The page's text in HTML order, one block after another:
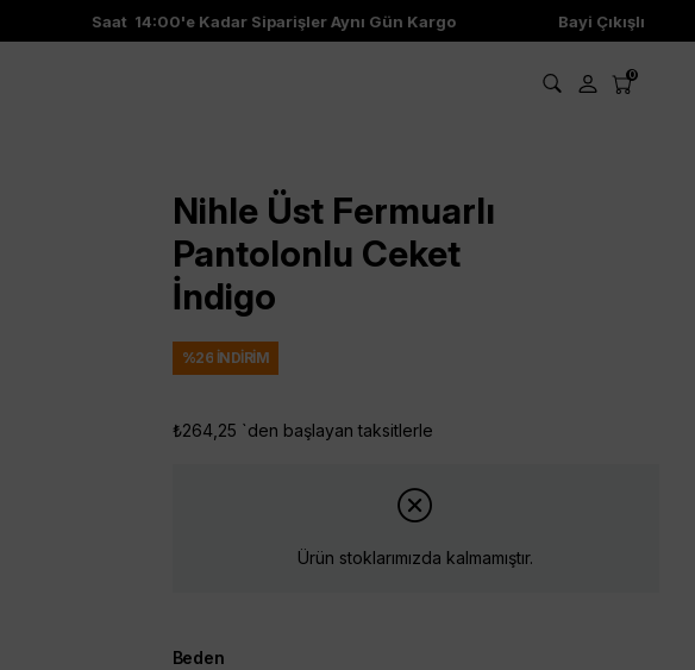
Saat 14:00'e Kadar Siparişler Aynı Gün Kargo Bayi Çıkışlı Ürünler
0
Nihle Üst Fermuarlı
Pantolonlu Ceket
İndigo
%26 İNDIRIM
₺264,25 `den başlayan taksitlerle
Ürün stoklarımızda kalmamıştır.
Beden